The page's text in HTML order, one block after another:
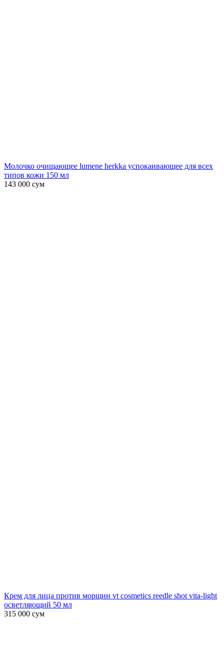
Молочко очищающее lumene herkka успокаивающее для всех
типов кожи 150 мл
143 000 сум
Крем для лица против морщин vt cosmetics reedle shot vita-light
осветляющий 50 мл
315 000 сум